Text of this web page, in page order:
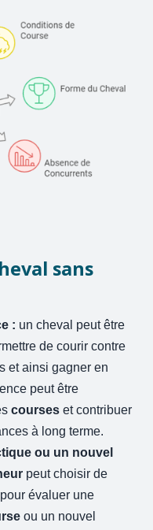
sans
: un cheval peut être
de courir contre
et ainsi gagner en
peut être
courses et contribuer
à long terme.
ou un nouvel
peut choisir de
évaluer une
ou un nouvel